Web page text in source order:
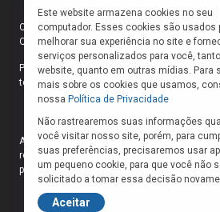
Como faço para ir ao teatro? Onde compro
Quais peças estão em cartaz?
Para responder a essas e outras perguntas,
teatrais do INFOTEATRO.
As informações das peças cadastradas no
responsabilidade das produções. O
pela atualização das informações das
Este website armazena cookies no seu
computador. Esses cookies são usados
melhorar sua experiência no site e
serviços personalizados para você,
website, quanto em outras mídias. Para
mais sobre os cookies que usamos,
nossa Política de Privacidade
Não rastrearemos suas informações
você visitar nosso site, porém, para
suas preferências, precisaremos usar
um pequeno cookie, para que você não
solicitado a tomar essa decisão
Aceitar